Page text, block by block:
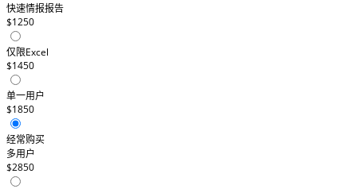
快速情报报告
$1250
仅限Excel
$1450
单一用户
$1850
经常购买
多用户
$2850